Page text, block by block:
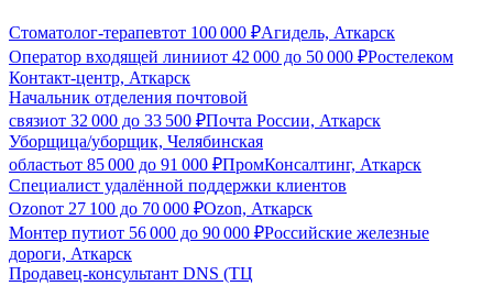
Стоматолог-терапевтот 100 000 ₽Агидель, Аткарск
Оператор входящей линииот 42 000 до 50 000 ₽Ростелеком
Контакт-центр, Аткарск
Начальник отделения почтовой
связиот 32 000 до 33 500 ₽Почта России, Аткарск
Уборщица/уборщик, Челябинская
областьот 85 000 до 91 000 ₽ПромКонсалтинг, Аткарск
Специалист удалённой поддержки клиентов
Ozonот 27 100 до 70 000 ₽Ozon, Аткарск
Монтер путиот 56 000 до 90 000 ₽Российские железные
дороги, Аткарск
Продавец-консультант DNS (ТЦ